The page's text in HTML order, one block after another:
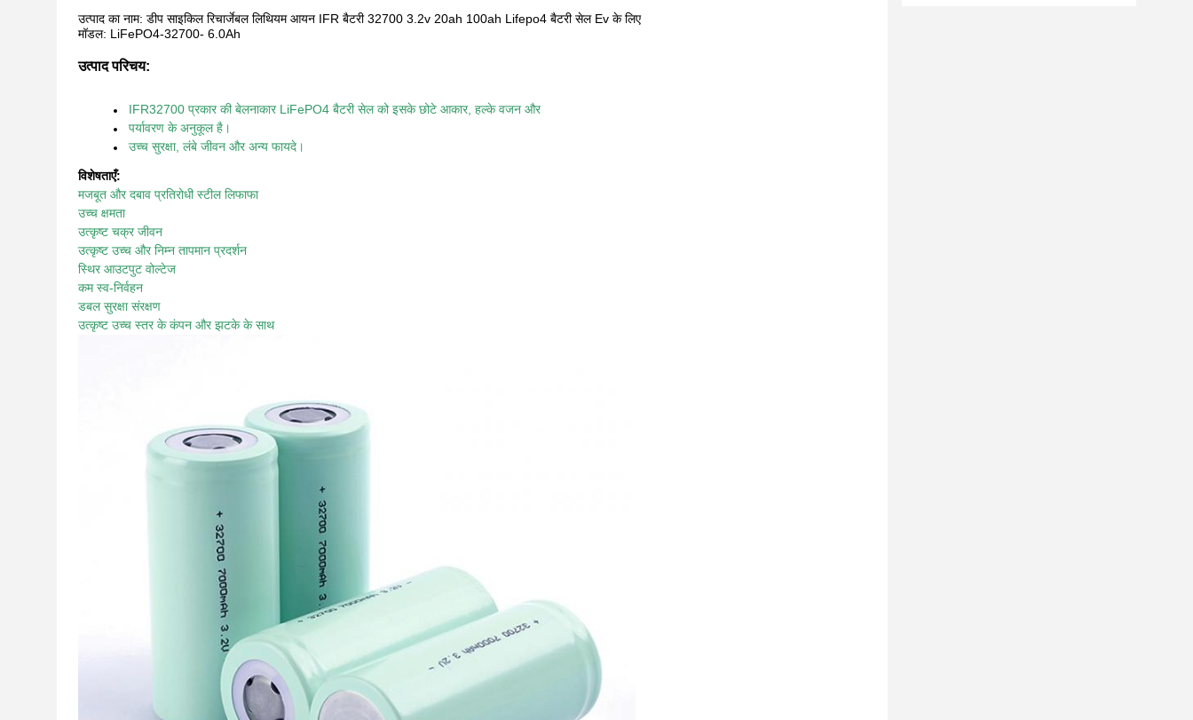
उत्पाद का नाम: डीप साइकिल रिचार्जेबल लिथियम आयन IFR बैटरी 32700 3.2v 20ah 100ah Lifepo4 बैटरी सेल Ev के लिए
मॉडल: LiFePO4-32700- 6.0Ah
उत्पाद परिचय:
IFR32700 प्रकार की बेलनाकार LiFePO4 बैटरी सेल को इसके छोटे आकार, हल्के वजन और
पर्यावरण के अनुकूल है।
उच्च सुरक्षा, लंबे जीवन और अन्य फायदे।
विशेषताएँ:
मजबूत और दबाव प्रतिरोधी स्टील लिफाफा
उच्च क्षमता
उत्कृष्ट चक्र जीवन
उत्कृष्ट उच्च और निम्न तापमान प्रदर्शन
स्थिर आउटपुट वोल्टेज
कम स्व-निर्वहन
डबल सुरक्षा संरक्षण
उत्कृष्ट उच्च स्तर के कंपन और झटके के साथ